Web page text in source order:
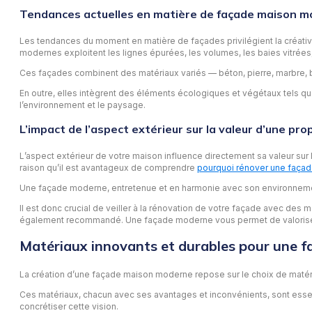
Tendances actuelles en matière de façade maison
Les tendances du moment en matière de façades privilégient la
modernes exploitent les lignes épurées, les volumes, les baies
Ces façades combinent des matériaux variés — béton, pierre,
En outre, elles intègrent des éléments écologiques et végétaux tels
l’environnement et le paysage.
L’impact de l’aspect extérieur sur la valeur d’une
L’aspect extérieur de votre maison influence directement sa valeur
raison qu’il est avantageux de comprendre pourquoi rénover une
Une façade moderne, entretenue et en harmonie avec son
Il est donc crucial de veiller à la rénovation de votre façade avec des
également recommandé. Une façade moderne vous permet de
Matériaux innovants et durables pour une
La création d’une façade maison moderne repose sur le choix de
Ces matériaux, chacun avec ses avantages et inconvénients, sont
concrétiser cette vision.